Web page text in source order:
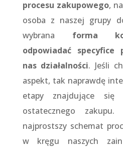
procesu zakupowego,
osoba z naszej grupy
wybrana forma
odpowiadać specyfice
nas działalności. Jeśli
aspekt, tak naprawdę
etapy znajdujące się
ostatecznego
najprostszy schemat
w kręgu naszych